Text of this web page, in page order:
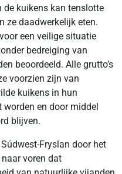
kuikens kan tenslotte
ze daadwerkelijk eten.
een veilige situatie
bedreiging van
beoordeeld. Alle grutto’s
voorzien zijn van
kuikens in hun
en door middel
blijven.
Fryslan door het
voren dat